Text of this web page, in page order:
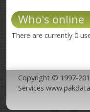
Who's online
There are currently 0
Copyright © 1997-
Services